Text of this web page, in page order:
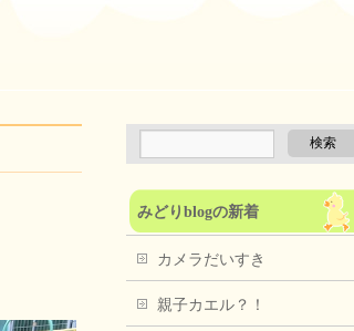
みどりblogの新着
カメラだいすき
親子カエル？！